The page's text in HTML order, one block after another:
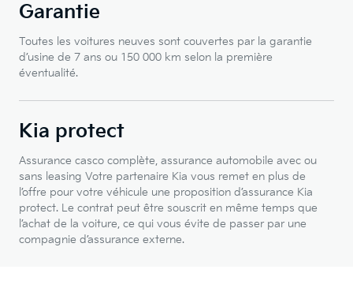
Garantie
Toutes les voitures neuves sont couvertes par la garantie
d’usine de 7 ans ou 150 000 km selon la première
éventualité.
Kia protect
Assurance casco complète, assurance automobile avec ou
sans leasing Votre partenaire Kia vous remet en plus de
l’offre pour votre véhicule une proposition d’assurance Kia
protect. Le contrat peut être souscrit en même temps que
l’achat de la voiture, ce qui vous évite de passer par une
compagnie d’assurance externe.